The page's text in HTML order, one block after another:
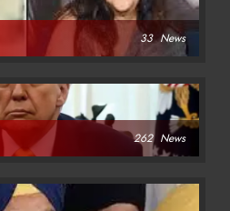
33 News
262 News